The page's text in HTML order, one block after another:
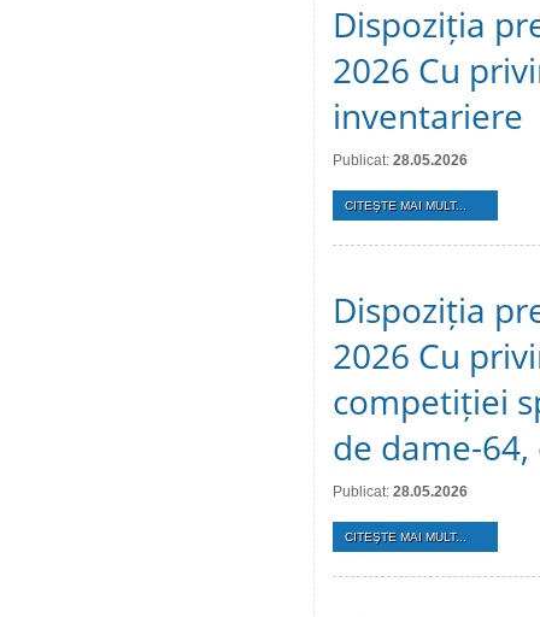
Dispoziția
2026 Cu
inventariere
Publicat: 28.05.2026
CITEŞTE MAI MULT...
Dispoziția
2026 Cu
competiției
de dame-64,
Publicat: 28.05.2026
CITEŞTE MAI MULT...